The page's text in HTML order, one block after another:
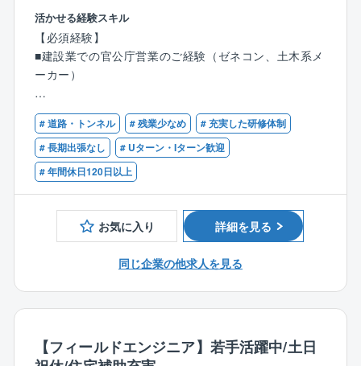
タント・測量・補償コンサルタントの積算・見積り、
入札および技術提案書の作成、契約関係書類作成業務
と受注後のアフターフォローを行います。
■入札案件の選定、企画・提案から携わり、プロジェク
トベースで技術部門と連携しながらチームで仕事に取
り組みます。
■お客さまと技術スタッフとの間に立って業務を円滑に
進めていくポジションで、受注をしたい案件について
情報収集をしながら、相手先担当者との関係を構築し
ていきます。
・九州地場の優良建設コンサルタントとして表彰など
・スケジュール管理は個人の裁量のため、柔軟な休日
・資格取得支援制度が充実しており、ステップアップ
を後押ししています。
活かせる経験スキル
【必須経験】
■建設業での官公庁営業のご経験（ゼネコン、土木系メ
ーカー）
【必須資格】
■普通自動車運転免許
【歓迎資格】
■建設コンサルタントでの官公庁営業のご経験
# 道路・トンネル # 残業少なめ
# 充実した研修体制
# 長期出張なし
# Uターン・Iターン歓迎
# 年間休日120日以上
お気に入り 詳細を見る
同じ企業の他求人を見る
【フィールドエンジニア】若手活躍中/土日